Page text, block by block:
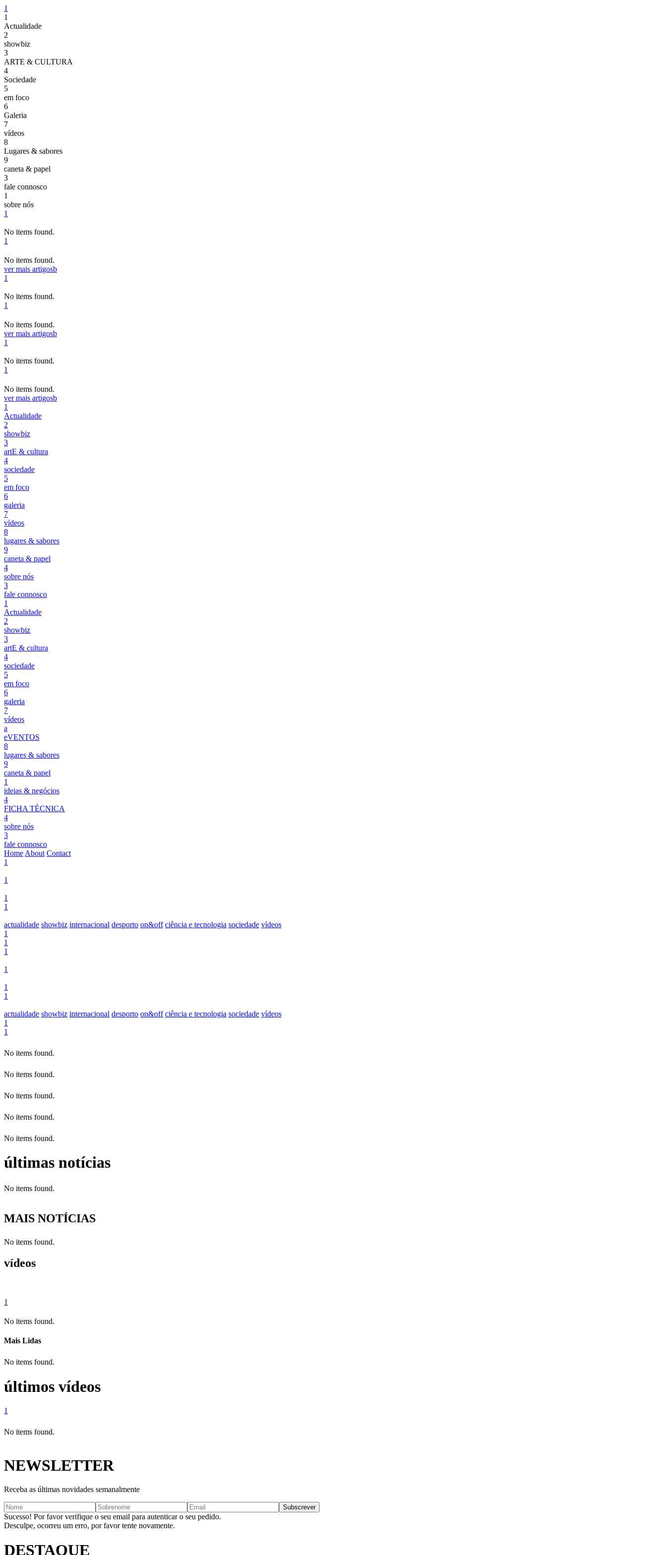
1
1
Actualidade
2
showbiz
3
ARTE & CULTURA
4
Sociedade
5
em foco
6
Galeria
7
vídeos
8
Lugares & sabores
9
caneta & papel
3
fale connosco
1
sobre nós
1
No items found.
1
No items found.
ver mais artigosb
1
No items found.
1
No items found.
ver mais artigosb
1
No items found.
1
No items found.
ver mais artigosb
1
Actualidade
2
showbiz
3
artE & cultura
4
sociedade
5
em foco
6
galeria
7
vídeos
8
lugares & sabores
9
caneta & papel
4
sobre nós
3
fale connosco
1
Actualidade
2
showbiz
3
artE & cultura
4
sociedade
5
em foco
6
galeria
7
vídeos
a
eVENTOS
8
lugares & sabores
9
caneta & papel
1
ideias & negócios
4
FICHA TÉCNICA
4
sobre nós
3
fale connosco
Home About Contact
1
1
1
1
actualidade showbiz internacional desporto on&off ciência e tecnologia sociedade vídeos
1
1
1
1
1
1
actualidade showbiz internacional desporto on&off ciência e tecnologia sociedade vídeos
1
1
No items found.
No items found.
No items found.
No items found.
No items found.
últimas notícias
No items found.
MAIS NOTÍCIAS
No items found.
vídeos
1
No items found.
Mais Lidas
No items found.
últimos vídeos
1
No items found.
NEWSLETTER
Receba as últimas novidades semanalmente
Sucesso! Por favor verifique o seu email para autenticar o seu pedido.
Desculpe, ocorreu um erro, por favor tente novamente.
DESTAQUE